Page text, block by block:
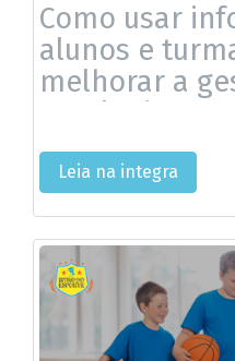
Como usar
alunos e
melhorar a
escola de
Leia na integra